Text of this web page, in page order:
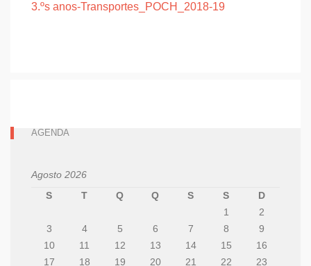
3.ºs anos-Transportes_POCH_2018-19
AGENDA
Agosto 2026
S
T Q Q S S
D
1
2
3
4 5 6 7 8
9
10
11 12 13 14 15
16
17
18 19 20 21 22
23